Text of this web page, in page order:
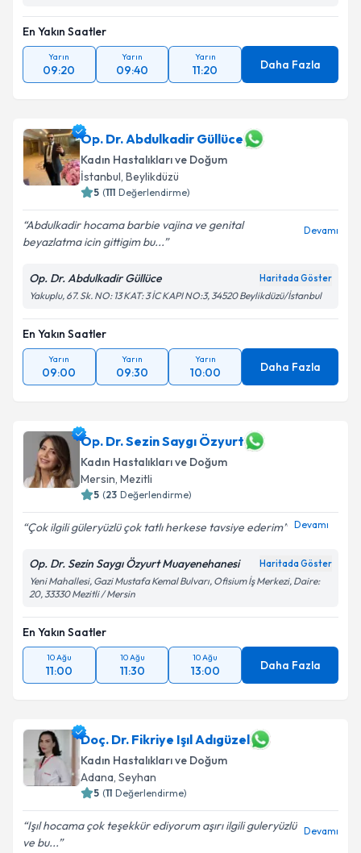
En Yakın Saatler
Yarın
09:20
Yarın
09:40
Yarın
11:20 Daha Fazla
Op. Dr. Abdulkadir Güllüce
Kadın Hastalıkları ve Doğum
İstanbul, Beylikdüzü
5 (111 Değerlendirme)
Abdulkadir hocama barbie vajina ve genital
beyazlatma icin gittigim bu...
Devamı
Op. Dr. Abdulkadir Güllüce Haritada Göster
Yakuplu, 67. Sk. NO: 13 KAT: 3 İC KAPI NO:3, 34520 Beylikdüzü/İstanbul
En Yakın Saatler
Yarın
09:00
Yarın
09:30
Yarın
10:00 Daha Fazla
Op. Dr. Sezin Saygı Özyurt
Kadın Hastalıkları ve Doğum
Mersin, Mezitli
5 (23 Değerlendirme)
Çok ilgili güleryüzlü çok tatlı herkese tavsiye ederim Devamı
Op. Dr. Sezin Saygı Özyurt Muayenehanesi Haritada Göster
Yeni Mahallesi, Gazi Mustafa Kemal Bulvarı, Ofisium İş Merkezi, Daire:
20, 33330 Mezitli / Mersin
En Yakın Saatler
10 Ağu
11:00
10 Ağu
11:30
10 Ağu
13:00 Daha Fazla
Doç. Dr. Fikriye Işıl Adıgüzel
Kadın Hastalıkları ve Doğum
Adana, Seyhan
5 (11 Değerlendirme)
Işıl hocama çok teşekkür ediyorum aşırı ilgili guleryüzlü
ve bu...
Devamı